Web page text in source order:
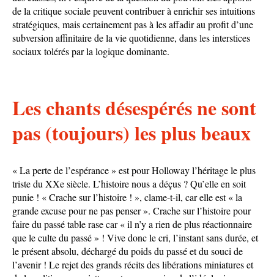
de la critique sociale peuvent contribuer à enrichir ses intuitions
stratégiques, mais certainement pas à les affadir au profit d’une
subversion affinitaire de la vie quotidienne, dans les interstices
sociaux tolérés par la logique dominante.
Les chants désespérés ne sont
pas (toujours) les plus beaux
« La perte de l’espérance » est pour Holloway l’héritage le plus
triste du XXe siècle. L’histoire nous a déçus ? Qu’elle en soit
punie ! « Crache sur l’histoire ! », clame-t-il, car elle est « la
grande excuse pour ne pas penser ». Crache sur l’histoire pour
faire du passé table rase car « il n’y a rien de plus réactionnaire
que le culte du passé » ! Vive donc le cri, l’instant sans durée, et
le présent absolu, déchargé du poids du passé et du souci de
l’avenir ! Le rejet des grands récits des libérations miniatures et